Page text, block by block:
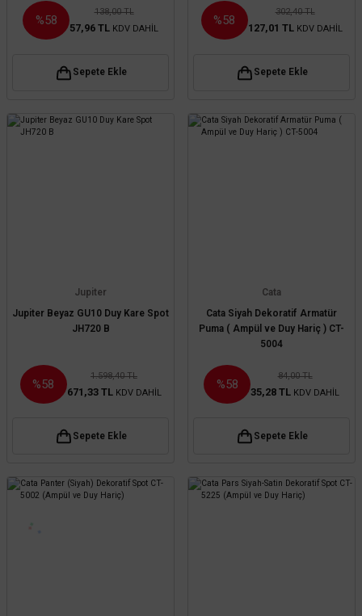
%58
138,00 TL
57,96 TL KDV DAHİL
Sepete Ekle
%58
302,40 TL
127,01 TL KDV DAHİL
Sepete Ekle
Jupiter
Jupiter Beyaz GU10 Duy Kare Spot
JH720 B
%58
1.598,40 TL
671,33 TL KDV DAHİL
Sepete Ekle
Cata
Cata Siyah Dekoratif Armatür
Puma ( Ampül ve Duy Hariç ) CT-
5004
%58
84,00 TL
35,28 TL KDV DAHİL
Sepete Ekle